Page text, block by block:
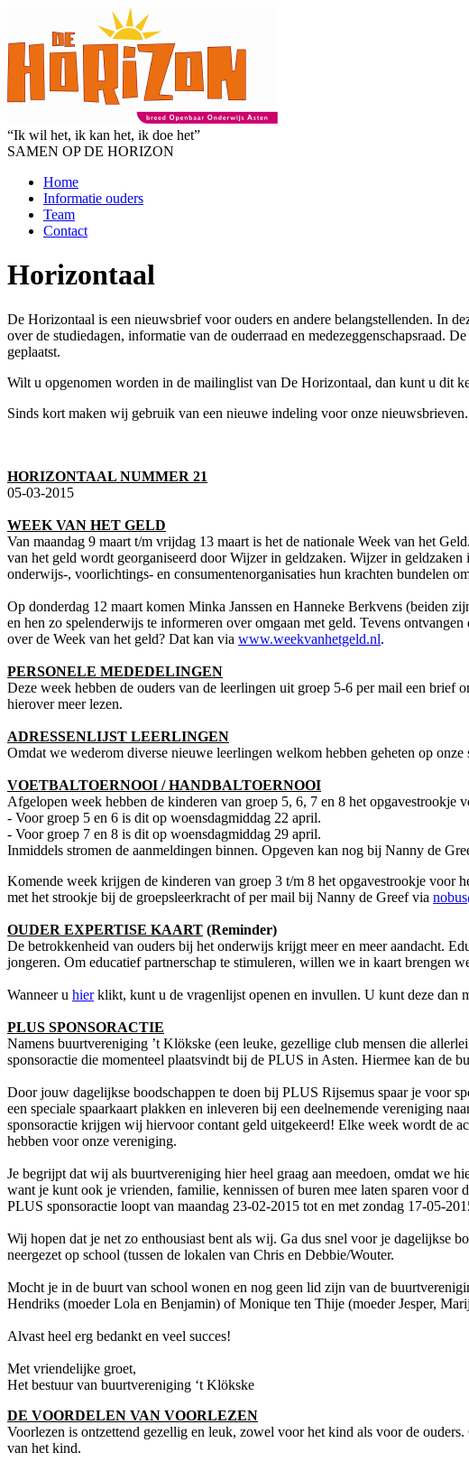
“Ik wil het, ik kan het, ik doe het”
SAMEN OP DE HORIZON
Home
Informatie ouders
Team
Contact
Horizontaal
De Horizontaal is een nieuwsbrief voor ouders en andere belangstellenden. In
over de studiedagen, informatie van de ouderraad en
geplaatst.
Wilt u opgenomen worden in de mailinglist van De Horizontaal, dan kunt u dit
Sinds kort maken wij gebruik van een nieuwe indeling voor onze nieuwsbrieven.
HORIZONTAAL NUMMER 21
05-03-2015
WEEK VAN HET GELD
Van maandag 9 maart t/m vrijdag 13 maart is het de nationale Week van het
van het geld wordt georganiseerd door Wijzer in geldzaken. Wijzer in
onderwijs-, voorlichtings- en consumentenorganisaties hun krachten bundelen
Op donderdag 12 maart komen Minka Janssen en Hanneke Berkvens (beiden
en hen zo spelenderwijs te informeren over omgaan met geld. Tevens
over de Week van het geld? Dat kan via www.weekvanhetgeld.nl.
PERSONELE MEDEDELINGEN
Deze week hebben de ouders van de leerlingen uit groep 5-6 per mail een
hierover meer lezen.
ADRESSENLIJST LEERLINGEN
Omdat we wederom diverse nieuwe leerlingen welkom hebben geheten op
VOETBALTOERNOOI / HANDBALTOERNOOI
Afgelopen week hebben de kinderen van groep 5, 6, 7 en 8 het
- Voor groep 5 en 6 is dit op woensdagmiddag 22 april.
- Voor groep 7 en 8 is dit op woensdagmiddag 29 april.
Inmiddels stromen de aanmeldingen binnen. Opgeven kan nog bij Nanny de
Komende week krijgen de kinderen van groep 3 t/m 8 het opgavestrookje voor
met het strookje bij de groepsleerkracht of per mail bij Nanny de Greef via
OUDER EXPERTISE KAART (Reminder)
De betrokkenheid van ouders bij het onderwijs krijgt meer en meer aandacht.
jongeren. Om educatief partnerschap te stimuleren, willen we in kaart brengen
Wanneer u hierklikt, kunt u de vragenlijst openen en invullen. U kunt deze dan
PLUS SPONSORACTIE
Namens buurtvereniging ’t Klökske (een leuke, gezellige club mensen die
sponsoractie die momenteel plaatsvindt bij de PLUS in Asten. Hiermee kan de
Door jouw dagelijkse boodschappen te doen bij PLUS Rijsemus spaar je voor
een speciale spaarkaart plakken en inleveren bij een deelnemende vereniging
sponsoractie krijgen wij hiervoor contant geld uitgekeerd! Elke week wordt de
hebben voor onze vereniging.
Je begrijpt dat wij als buurtvereniging hier heel graag aan meedoen, omdat we
want je kunt ook je vrienden, familie, kennissen of buren mee laten sparen
PLUS sponsoractie loopt van maandag 23-02-2015 tot en met zondag 17-05-
Wij hopen dat je net zo enthousiast bent als wij. Ga dus snel voor je dagelijkse
neergezet op school (tussen de lokalen van Chris en Debbie/Wouter.
Mocht je in de buurt van school wonen en nog geen lid zijn van de
Hendriks (moeder Lola en Benjamin) of Monique ten Thije (moeder Jesper,
Alvast heel erg bedankt en veel succes!
Met vriendelijke groet,
Het bestuur van buurtvereniging ‘t Klökske
DE VOORDELEN VAN VOORLEZEN
Voorlezen is ontzettend gezellig en leuk, zowel voor het kind als voor de
van het kind.